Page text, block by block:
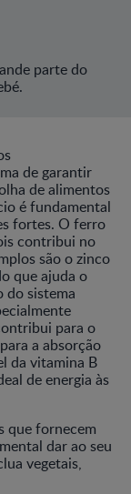
parte do
de garantir
de alimentos
é fundamental
fortes. O ferro
contribui no
são o zinco
que ajuda o
do sistema
para o
a absorção
da vitamina B
de energia às
que fornecem
dar ao seu
vegetais,